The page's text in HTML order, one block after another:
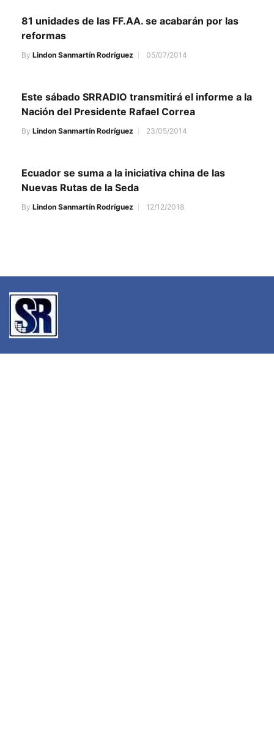
81 unidades de las FF.AA. se acabarán por las
reformas
By Lindon Sanmartín Rodríguez 05/07/2014
Este sábado SRRADIO transmitirá el informe a la
Nación del Presidente Rafael Correa
By Lindon Sanmartín Rodríguez 23/05/2014
Ecuador se suma a la iniciativa china de las
Nuevas Rutas de la Seda
By Lindon Sanmartín Rodríguez 12/12/2018